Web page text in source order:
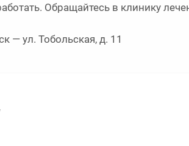
Обращайтесь в клинику
ул. Тобольская, д. 11